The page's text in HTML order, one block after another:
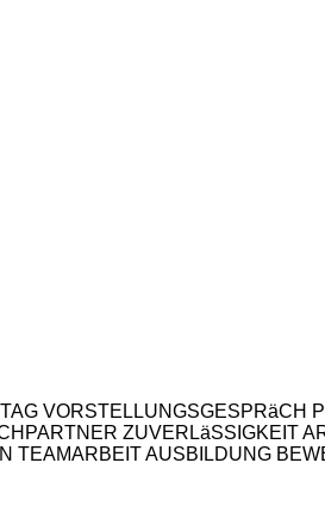
VORSTELLUNGSGESPRäCH
ZUVERLäSSIGKEIT
TEAMARBEIT AUSBILDUNG